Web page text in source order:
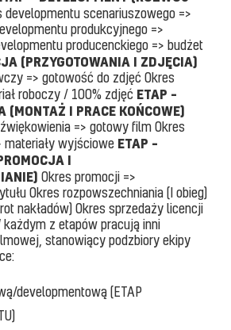
developmentu scenariuszowego =>
produkcyjnego =>
producenckiego => budżet
(PRZYGOTOWANIA I ZDJĘCIA)
=> gotowość do zdjęć Okres
roboczy / 100% zdjęć ETAP –
(MONTAŻ I PRACE KOŃCOWE)
=> gotowy film Okres
wyjściowe ETAP –
I
Okres promocji =>
Okres rozpowszechniania (I obieg)
nakładów) Okres sprzedaży licencji
każdym z etapów pracują inni
stanowiący podzbiory ekipy
developmentową (ETAP